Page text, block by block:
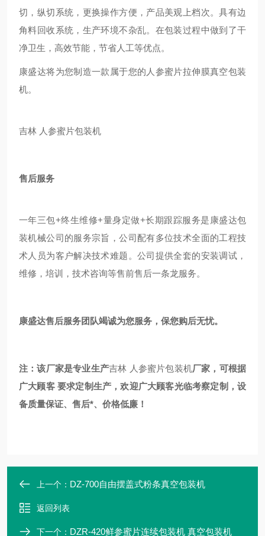
切，纵切系统，更换操作方便，产品美观上档次。具有边
角料回收系统，生产环境不杂乱。在包装过程中做到了干
净卫生，高效节能，节省人工等优点。
康盛达将为您制造一款属于您的人参蜜片拉伸膜真空包装
机。
吉林 人参蜜片包装机
售后服务
一年三包+终生维修+量身定做+长期跟踪服务是康盛达包
装机械公司的服务宗旨，公司配有多位技术全面的工程技
术人员为客户解决技术难题。公司提供全套的安装调试，
维修，培训，技术咨询等售前售后一条龙服务。
康盛达售后服务团队竭诚为您服务，保您购后无忧。
注：该厂家是专业生产吉林 人参蜜片包装机厂家，可根据
广大顾客 要求定制生产，欢迎广大顾客光临考察定制，设
备质量保证、售后*、价格低廉！
上一个： DZ-700自由摆盖式粉条真空包装机
返回列表
下一个： DZR-420鲜参蜜片连续包装机 真空包装机